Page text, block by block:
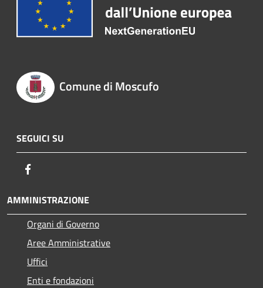
Comune di Moscufo
SEGUICI SU
AMMINISTRAZIONE
Organi di Governo
Aree Amministrative
Uffici
Enti e fondazioni